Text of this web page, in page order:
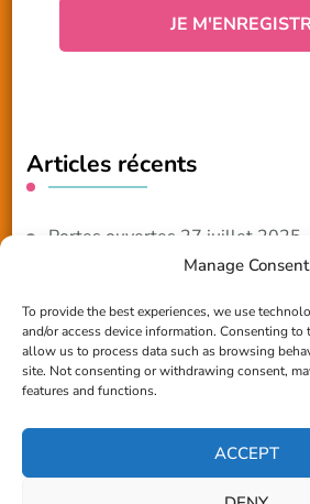
Manage Consent
To provide the best experiences, we use
and/or access device information. Consenting
allow us to process data such as browsing
site. Not consenting or withdrawing consent,
features and functions.
ACCEPT
Articles récents
Portes ouvertes 27 juillet 2025
Reportage TV Com
Construction en terre-paille
Chantier Participatif Terre Paille